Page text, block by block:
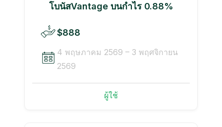
โบนัสVantage บนกำไร 0.88%
$888
4 พฤษภาคม 2569 – 3 พฤศจิกายน
2569
ผู้ใช้